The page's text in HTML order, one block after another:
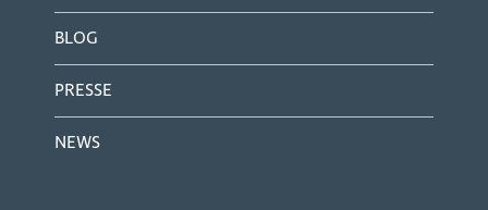
BLOG
PRESSE
NEWS